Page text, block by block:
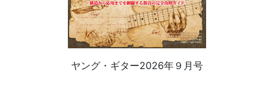
ヤング・ギター2026年９月号